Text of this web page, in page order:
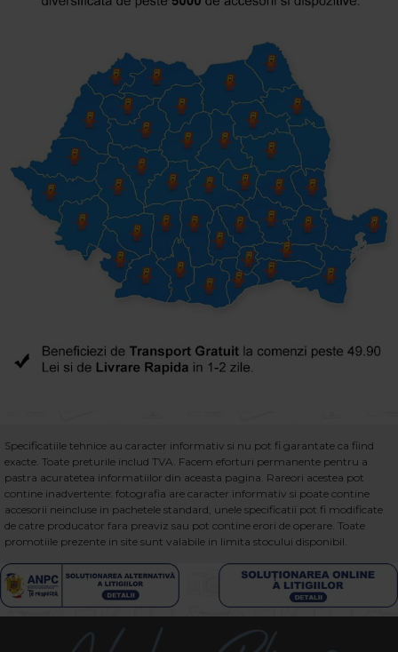
Specificatiile tehnice au caracter informativ si nu pot fi garantate ca fiind
exacte. Toate preturile includ TVA. Facem eforturi permanente pentru a
pastra acuratetea informatiilor din aceasta pagina. Rareori acestea pot
contine inadvertente: fotografia are caracter informativ si poate contine
accesorii neincluse in pachetele standard, unele specificatii pot fi modificate
de catre producator fara preaviz sau pot contine erori de operare. Toate
promotiile prezente in site sunt valabile in limita stocului disponibil.